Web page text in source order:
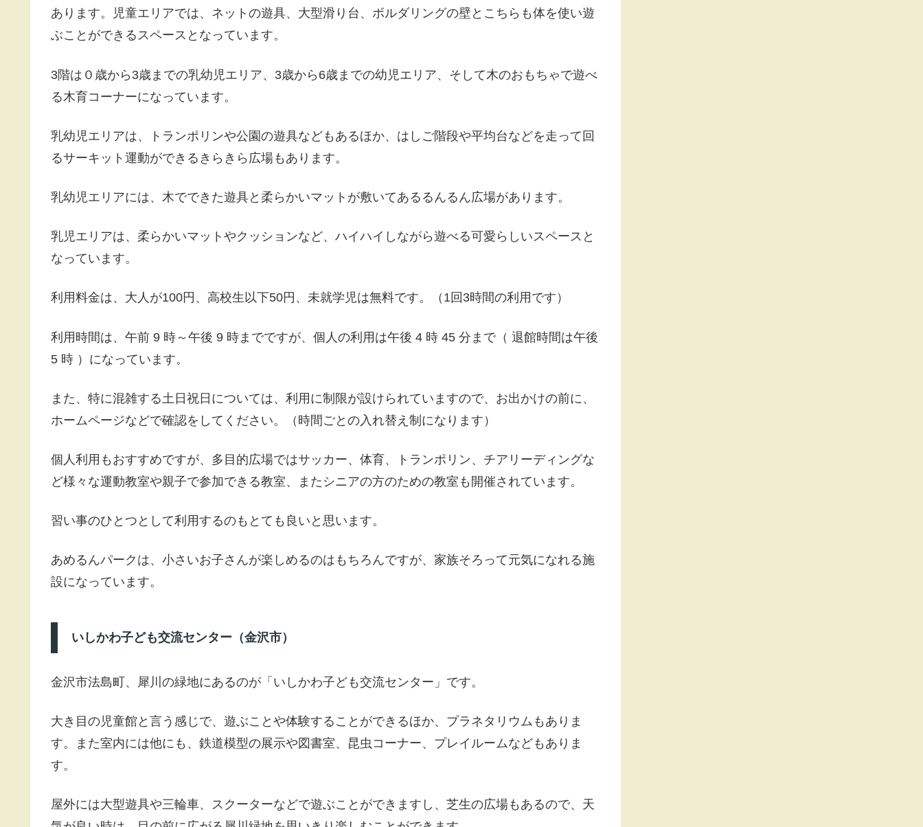
あります。児童エリアでは、ネットの遊具、大型滑り台、ボルダリングの壁とこちらも体を使い遊
ぶことができるスペースとなっています。
3階は０歳から3歳までの乳幼児エリア、3歳から6歳までの幼児エリア、そして木のおもちゃで遊べ
る木育コーナーになっています。
乳幼児エリアは、トランポリンや公園の遊具などもあるほか、はしご階段や平均台などを走って回
るサーキット運動ができるきらきら広場もあります。
乳幼児エリアには、木でできた遊具と柔らかいマットが敷いてあるるんるん広場があります。
乳児エリアは、柔らかいマットやクッションなど、ハイハイしながら遊べる可愛らしいスペースと
なっています。
利用料金は、大人が100円、高校生以下50円、未就学児は無料です。（1回3時間の利用です）
利用時間は、午前 9 時～午後 9 時までですが、個人の利用は午後 4 時 45 分まで（ 退館時間は午後
5 時 ）になっています。
また、特に混雑する土日祝日については、利用に制限が設けられていますので、お出かけの前に、
ホームページなどで確認をしてください。（時間ごとの入れ替え制になります）
個人利用もおすすめですが、多目的広場ではサッカー、体育、トランポリン、チアリーディングな
ど様々な運動教室や親子で参加できる教室、またシニアの方のための教室も開催されています。
習い事のひとつとして利用するのもとても良いと思います。
あめるんパークは、小さいお子さんが楽しめるのはもちろんですが、家族そろって元気になれる施
設になっています。
いしかわ子ども交流センター（金沢市）
金沢市法島町、犀川の緑地にあるのが「いしかわ子ども交流センター」です。
大き目の児童館と言う感じで、遊ぶことや体験することができるほか、プラネタリウムもありま
す。また室内には他にも、鉄道模型の展示や図書室、昆虫コーナー、プレイルームなどもありま
す。
屋外には大型遊具や三輪車、スクーターなどで遊ぶことができますし、芝生の広場もあるので、天